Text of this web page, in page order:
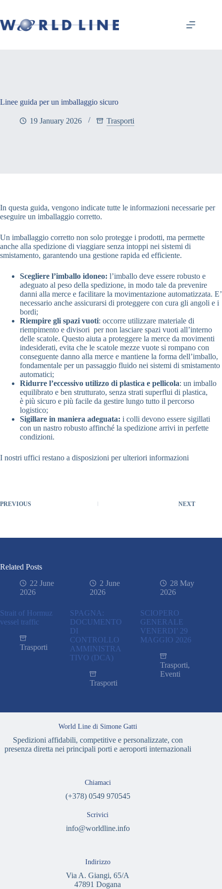
Linee guida per un imballaggio sicuro
19 January 2026 Trasporti
In questa guida, vengono indicate tutte le informazioni necessarie per
eseguire un imballaggio corretto.
Un imballaggio corretto non solo protegge i prodotti, ma permette
anche alla spedizione di viaggiare senza intoppi nei sistemi di
smistamento, garantendo una gestione rapida ed efficiente.
Scegliere l’imballo idoneo: l’imballo deve essere robusto e
adeguato al peso della spedizione, in modo tale da prevenire
danni alla merce e facilitare la movimentazione automatizzata. E’
necessario anche assicurarsi di proteggere con cura gli angoli e i
bordi;
Riempire gli spazi vuoti: occorre utilizzare materiale di
riempimento e divisori per non lasciare spazi vuoti all’interno
delle scatole. Questo aiuta a proteggere la merce da movimenti
indesiderati, evita che le scatole mezze vuote si rompano con
conseguente danno alla merce e mantiene la forma dell’imballo,
fondamentale per un passaggio fluido nei sistemi di smistamento
automatici;
Ridurre l’eccessivo utilizzo di plastica e pellicola: un imballo
equilibrato e ben strutturato, senza strati superflui di plastica,
è più sicuro e più facile da gestire lungo tutto il percorso
logistico;
Sigillare in maniera adeguata: i colli devono essere sigillati
con un nastro robusto affinché la spedizione arrivi in perfette
condizioni.
I nostri uffici restano a disposizioni per ulteriori informazioni
PREVIOUS NEXT
Related Posts
22 June
2026
Strait of Hormuz
vessel traffic
Trasporti
2 June
2026
SPAGNA:
DOCUMENTO
DI
CONTROLLO
AMMINISTRA
TIVO (DCA)
Trasporti
28 May
2026
SCIOPERO
GENERALE
VENERDI’ 29
MAGGIO 2026
Trasporti,
Eventi
World Line di Simone Gatti
Spedizioni affidabili, competitive e personalizzate, con
presenza diretta nei principali porti e aeroporti internazionali
Chiamaci
(+378) 0549 970545
Scrivici
info@worldline.info
Indirizzo
Via A. Giangi, 65/A
47891 Dogana